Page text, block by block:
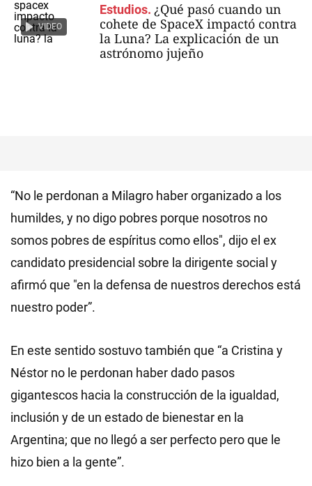
VIDEO
Estudios. ¿Qué pasó cuando un
cohete de SpaceX impactó contra
la Luna? La explicación de un
astrónomo jujeño
“No le perdonan a Milagro haber organizado a los
humildes, y no digo pobres porque nosotros no
somos pobres de espíritus como ellos", dijo el ex
candidato presidencial sobre la dirigente social y
afirmó que "en la defensa de nuestros derechos está
nuestro poder”.
En este sentido sostuvo también que “a Cristina y
Néstor no le perdonan haber dado pasos
gigantescos hacia la construcción de la igualdad,
inclusión y de un estado de bienestar en la
Argentina; que no llegó a ser perfecto pero que le
hizo bien a la gente”.